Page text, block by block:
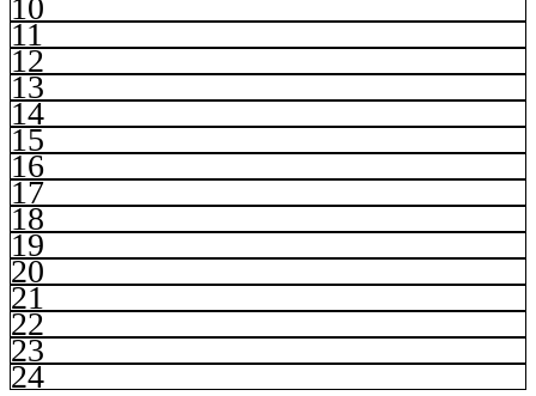
10
11
12
13
14
15
16
17
18
19
20
21
22
23
24